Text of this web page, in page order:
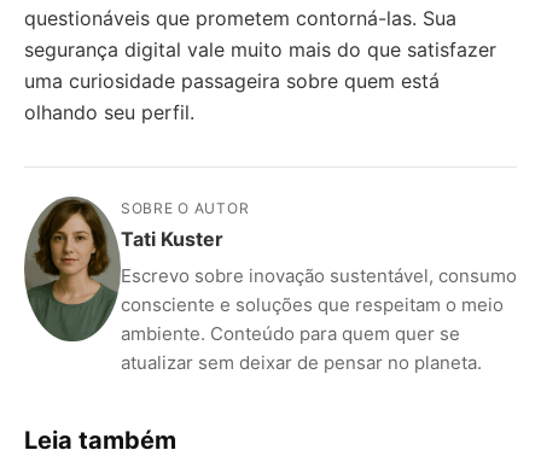
questionáveis que prometem contorná-las. Sua
segurança digital vale muito mais do que satisfazer
uma curiosidade passageira sobre quem está
olhando seu perfil.
SOBRE O AUTOR
Tati Kuster
Escrevo sobre inovação sustentável, consumo
consciente e soluções que respeitam o meio
ambiente. Conteúdo para quem quer se
atualizar sem deixar de pensar no planeta.
Leia também